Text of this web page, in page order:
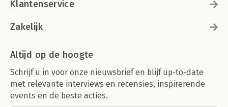
Klantenservice
Zakelijk
Altijd op de hoogte
Schrijf u in voor onze nieuwsbrief en blijf up-to-date
met relevante interviews en recensies, inspirerende
events en de beste acties.